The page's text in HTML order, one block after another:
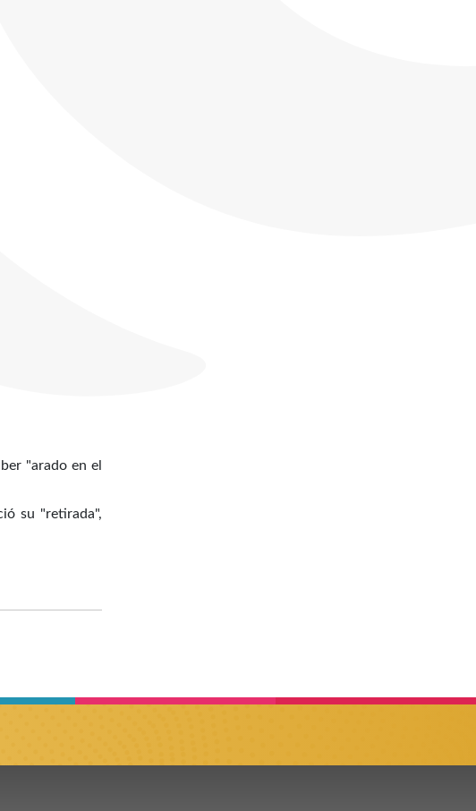
"arado en el
su "retirada",